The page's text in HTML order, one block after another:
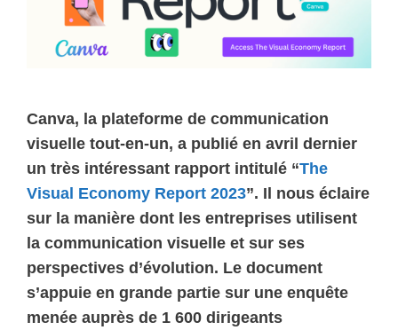
Canva, la plateforme de communication
visuelle tout-en-un, a publié en avril dernier
un très intéressant rapport intitulé “The
Visual Economy Report 2023”. Il nous éclaire
sur la manière dont les entreprises utilisent
la communication visuelle et sur ses
perspectives d’évolution. Le document
s’appuie en grande partie sur une enquête
menée auprès de 1 600 dirigeants